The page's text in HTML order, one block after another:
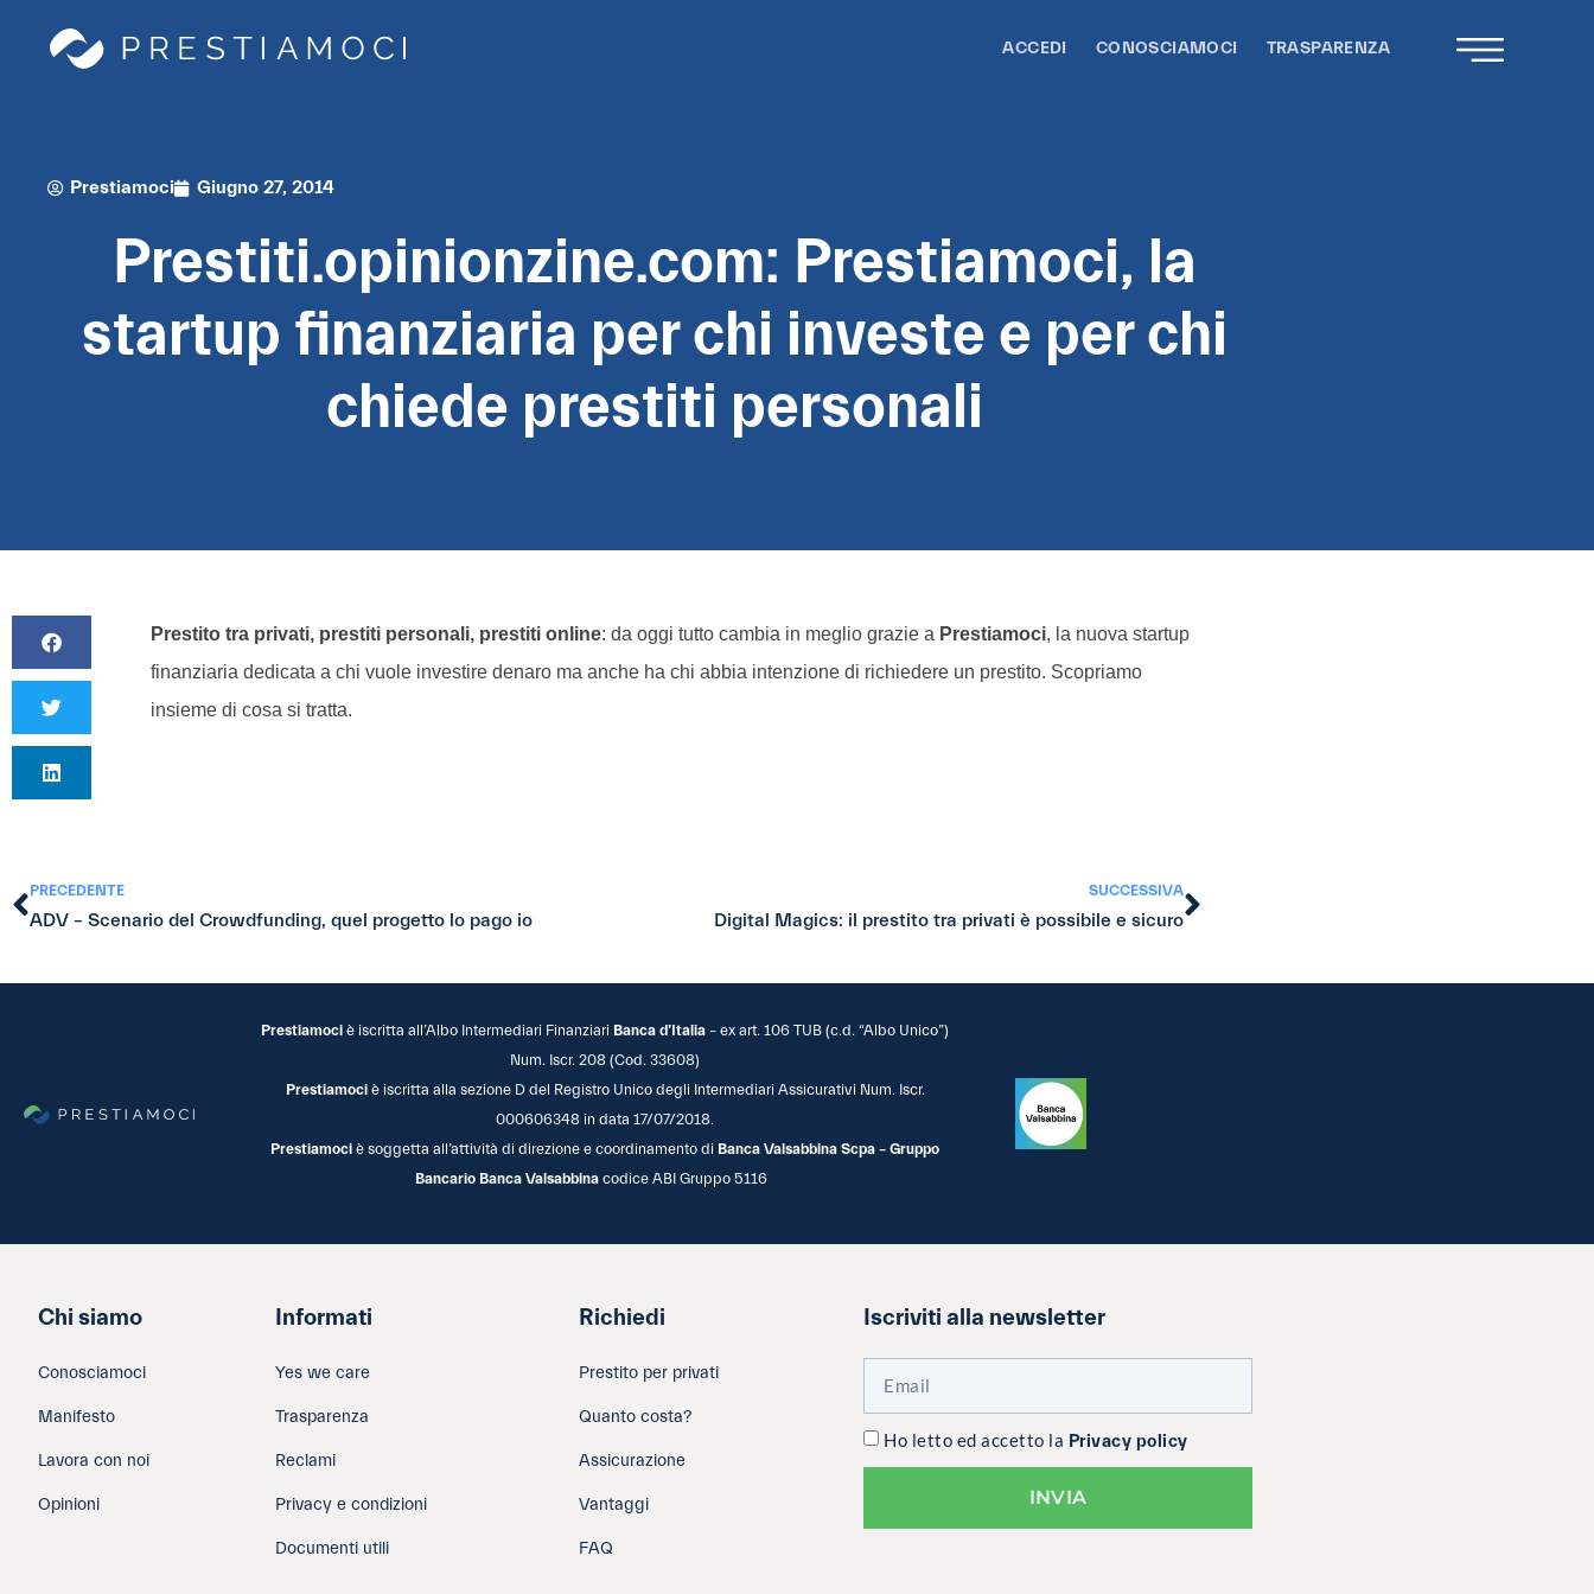
ACCEDI CONOSCIAMOCI TRASPARENZA
Prestiamoci Giugno 27, 2014
Prestiti.opinionzine.com: Prestiamoci, la
startup finanziaria per chi investe e per chi
chiede prestiti personali
Prestito tra privati, prestiti personali, prestiti online: da oggi tutto cambia in meglio grazie a Prestiamoci, la nuova startup
finanziaria dedicata a chi vuole investire denaro ma anche ha chi abbia intenzione di richiedere un prestito. Scopriamo
insieme di cosa si tratta.
PRECEDENTE
ADV – Scenario del Crowdfunding, quel progetto lo pago io
SUCCESSIVA
Digital Magics: il prestito tra privati è possibile e sicuro
Prestiamoci è iscritta all’Albo Intermediari Finanziari Banca d’Italia – ex art. 106 TUB (c.d. “Albo Unico”)
Num. Iscr. 208 (Cod. 33608)
Prestiamociè iscritta alla sezione D del Registro Unico degli Intermediari Assicurativi Num. Iscr.
000606348 in data 17/07/2018.
Prestiamociè soggetta all’attività di direzione e coordinamento di Banca Valsabbina Scpa – Gruppo
Bancario Banca Valsabbina codice ABI Gruppo 5116
Chi siamo
Conosciamoci
Manifesto
Lavora con noi
Opinioni
Informati
Yes we care
Trasparenza
Reclami
Privacy e condizioni
Documenti utili
Richiedi
Prestito per privati
Quanto costa?
Assicurazione
Vantaggi
FAQ
Iscriviti alla newsletter
Ho letto ed accetto la Privacy policy
INVIA